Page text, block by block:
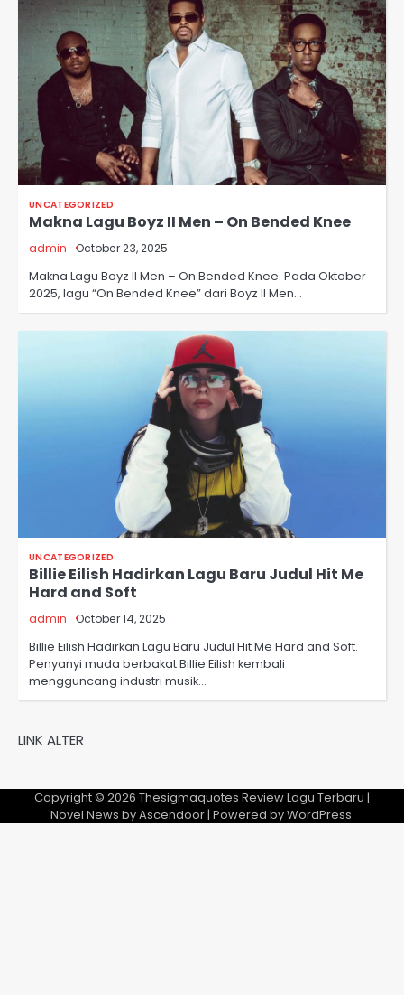
UNCATEGORIZED
Makna Lagu Boyz II Men – On Bended Knee
admin October 23, 2025
Makna Lagu Boyz II Men – On Bended Knee. Pada Oktober
2025, lagu “On Bended Knee” dari Boyz II Men…
UNCATEGORIZED
Billie Eilish Hadirkan Lagu Baru Judul Hit Me
Hard and Soft
admin October 14, 2025
Billie Eilish Hadirkan Lagu Baru Judul Hit Me Hard and Soft.
Penyanyi muda berbakat Billie Eilish kembali
mengguncang industri musik…
LINK ALTER
Copyright © 2026 Thesigmaquotes Review Lagu Terbaru |
Novel News byAscendoor| Powered byWordPress.